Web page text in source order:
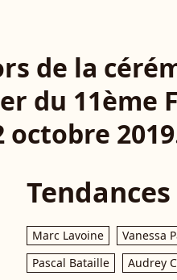
de la
du 11ème
octobre
Tendances
Marc Lavoine
Vanessa
Pascal Bataille
Audrey